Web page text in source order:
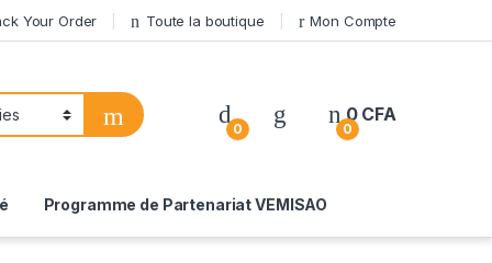
Your Order Toute la boutique Mon Compte
0 0
0 CFA
Programme de Partenariat VEMISAO